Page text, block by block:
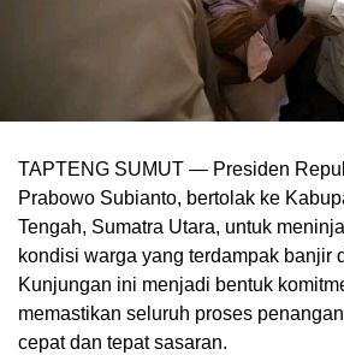
TAPTENG SUMUT — Presiden
Prabowo Subianto, bertolak ke
Tengah, Sumatra Utara, untuk
kondisi warga yang terdampak banjir
Kunjungan ini menjadi bentuk
memastikan seluruh proses
cepat dan tepat sasaran.